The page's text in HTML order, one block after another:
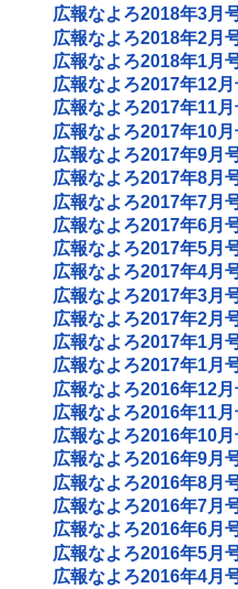
広報なよろ2018年3月
広報なよろ2018年2月
広報なよろ2018年1月
広報なよろ2017年12月
広報なよろ2017年11月
広報なよろ2017年10月
広報なよろ2017年9月
広報なよろ2017年8月
広報なよろ2017年7月
広報なよろ2017年6月
広報なよろ2017年5月
広報なよろ2017年4月
広報なよろ2017年3月
広報なよろ2017年2月
広報なよろ2017年1月
広報なよろ2017年1月
広報なよろ2016年12月
広報なよろ2016年11月
広報なよろ2016年10月
広報なよろ2016年9月
広報なよろ2016年8月
広報なよろ2016年7月
広報なよろ2016年6月
広報なよろ2016年5月
広報なよろ2016年4月